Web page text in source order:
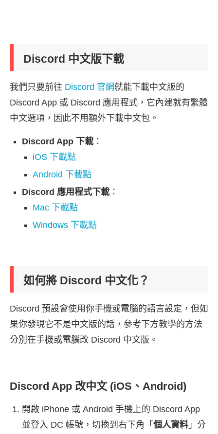
Discord 中文版下載
我們只要前往 Discord 官網就能下載中文版的
Discord App 或 Discord 應用程式，它內建就有繁體
中文選項，因此不用額外下載中文包。
Discord App 下載 ：
iOS 下載點
Android 下載點
Discord 應用程式下載 ：
Mac 下載點
Windows 下載點
如何將 Discord 中文化？
Discord 預設會使用你手機或電腦的語言設定，但如
果你發現它不是中文版的話，參考下方教學的方法
分別在手機或電腦改 Discord 中文版。
Discord App 改中文 (iOS、Android)
開啟 iPhone 或 Android 手機上的 Discord App
並登入 DC 帳號，切換到右下角「 個人資料」分